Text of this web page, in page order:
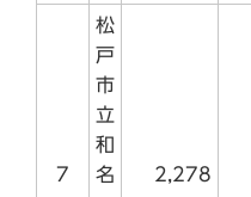
7
松
戸
市
立
和
名
2,278